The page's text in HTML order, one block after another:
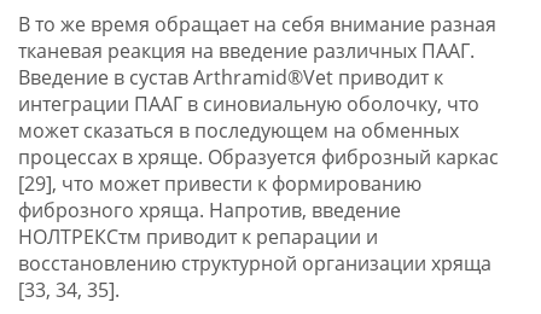
В то же время обращает на себя внимание разная
тканевая реакция на введение различных ПААГ.
Введение в сустав Arthramid®Vet приводит к
интеграции ПААГ в синовиальную оболочку, что
может сказаться в последующем на обменных
процессах в хряще. Образуется фиброзный каркас
[29], что может привести к формированию
фиброзного хряща. Напротив, введение
НОЛТРЕКСтм приводит к репарации и
восстановлению структурной организации хряща
[33, 34, 35].